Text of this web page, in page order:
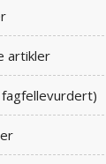
artikler
fagfellevurdert)